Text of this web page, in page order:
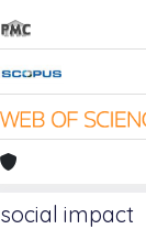
social impact